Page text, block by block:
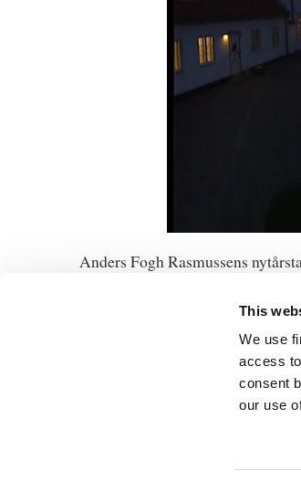
This
We use
access
consent
our use
Anders Fogh Rasmussens